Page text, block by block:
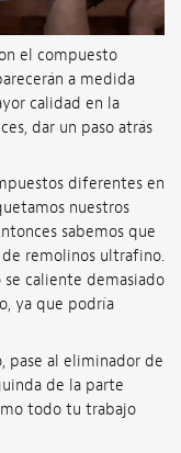
el compuesto
a medida
calidad en la
dar un paso atrás
diferentes en
nuestros
sabemos que
remolinos ultrafino.
caliente demasiado
ya que podría
pase al eliminador de
de la parte
todo tu trabajo